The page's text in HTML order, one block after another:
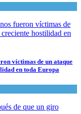
víctimas de un ataque
en toda Europa